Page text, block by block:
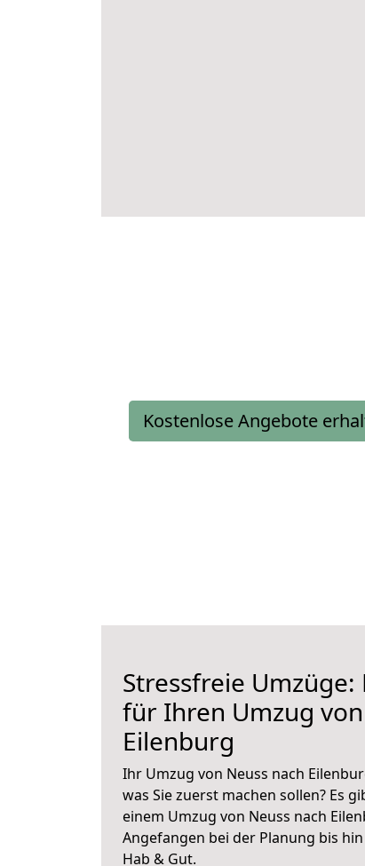
Kostenlose Angebote
Stressfreie
für Ihren Umzug
Eilenburg
Ihr Umzug von Neuss nach
was Sie zuerst machen sollen? Es
einem Umzug von Neuss nach
Angefangen bei der Planung bis
Hab & Gut.